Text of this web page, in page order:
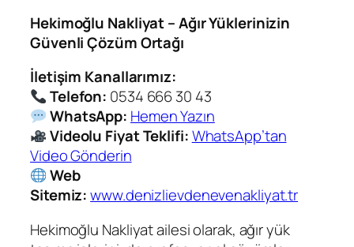
Hekimoğlu Nakliyat – Ağır Yüklerinizin
Güvenli Çözüm Ortağı
İletişim Kanallarımız:
Telefon: 0534 666 30 43
WhatsApp: Hemen Yazın
Videolu Fiyat Teklifi:WhatsApp’tan
Video Gönderin
Web
Sitemiz:www.denizlievdenevenakliyat.tr
Hekimoğlu Nakliyat ailesi olarak, ağır yük